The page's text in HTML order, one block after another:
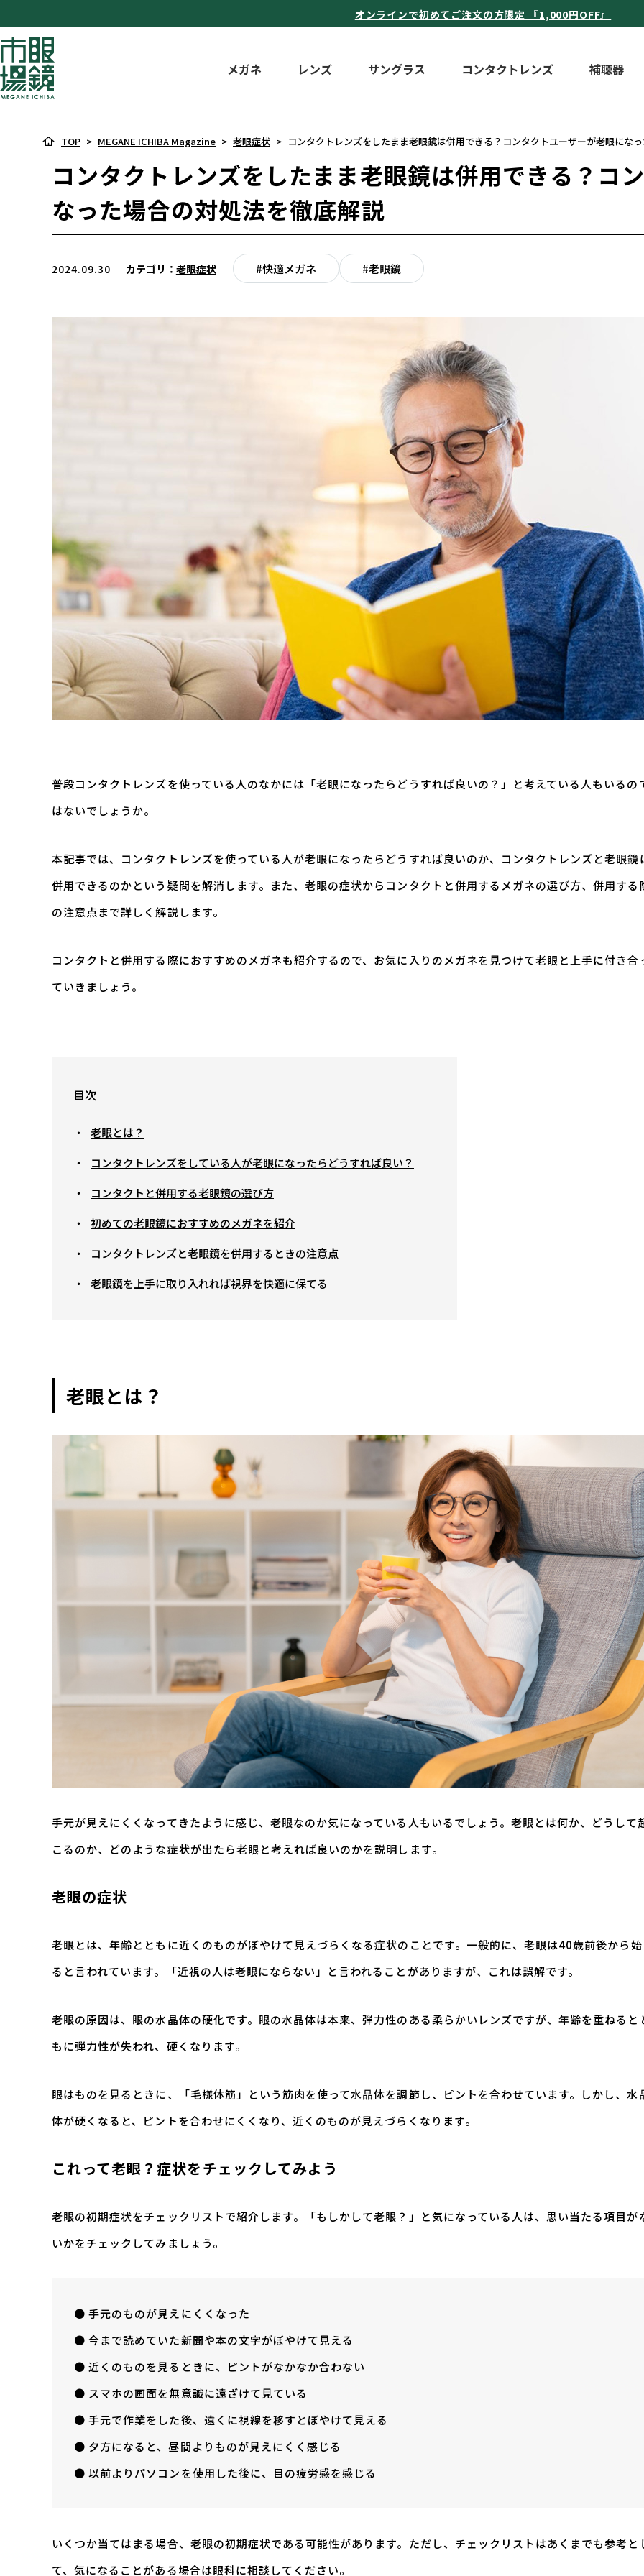
オンラインで初めてご注文の方限定 『1,000円OFF』
メガネ レンズ サングラス コンタクトレンズ 補聴器
TOP > MEGANE ICHIBA Magazine > 老眼症状 > コンタクトレンズをしたまま老眼鏡は併用できる？コンタクトユーザーが老眼にな
コンタクトレンズをしたまま老眼鏡は併用できる？コ
なった場合の対処法を徹底解説
2024.09.30 カテゴリ： 老眼症状 #快適メガネ #老眼鏡
普段コンタクトレンズを使っている人のなかには「老眼になったらどうすれば良いの？」と考えている人もいるの
はないでしょうか。
本記事では、コンタクトレンズを使っている人が老眼になったらどうすれば良いのか、コンタクトレンズと老眼鏡
併用できるのかという疑問を解消します。また、老眼の症状からコンタクトと併用するメガネの選び方、併用する
の注意点まで詳しく解説します。
コンタクトと併用する際におすすめのメガネも紹介するので、お気に入りのメガネを見つけて老眼と上手に付き合
ていきましょう。
目次
老眼とは？
コンタクトレンズをしている人が老眼になったらどうすれば良い？
コンタクトと併用する老眼鏡の選び方
初めての老眼鏡におすすめのメガネを紹介
コンタクトレンズと老眼鏡を併用するときの注意点
老眼鏡を上手に取り入れれば視界を快適に保てる
老眼とは？
手元が見えにくくなってきたように感じ、老眼なのか気になっている人もいるでしょう。老眼とは何か、どうして
こるのか、どのような症状が出たら老眼と考えれば良いのかを説明します。
老眼の症状
老眼とは、年齢とともに近くのものがぼやけて見えづらくなる症状のことです。一般的に、老眼は40歳前後から
ると言われています。「近視の人は老眼にならない」と言われることがありますが、これは誤解です。
老眼の原因は、眼の水晶体の硬化です。眼の水晶体は本来、弾力性のある柔らかいレンズですが、年齢を重ねると
もに弾力性が失われ、硬くなります。
眼はものを見るときに、「毛様体筋」という筋肉を使って水晶体を調節し、ピントを合わせています。しかし、水
体が硬くなると、ピントを合わせにくくなり、近くのものが見えづらくなります。
これって老眼？症状をチェックしてみよう
老眼の初期症状をチェックリストで紹介します。「もしかして老眼？」と気になっている人は、思い当たる項目が
いかをチェックしてみましょう。
● 手元のものが見えにくくなった
● 今まで読めていた新聞や本の文字がぼやけて見える
● 近くのものを見るときに、ピントがなかなか合わない
● スマホの画面を無意識に遠ざけて見ている
● 手元で作業をした後、遠くに視線を移すとぼやけて見える
● 夕方になると、昼間よりものが見えにくく感じる
● 以前よりパソコンを使用した後に、目の疲労感を感じる
いくつか当てはまる場合、老眼の初期症状である可能性があります。ただし、チェックリストはあくまでも参考と
て、気になることがある場合は眼科に相談してください。